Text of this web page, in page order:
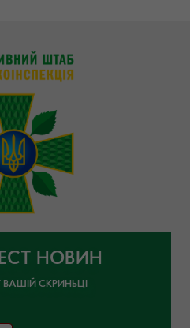
НОВИН
ВАШІЙ СКРИНЬЦІ